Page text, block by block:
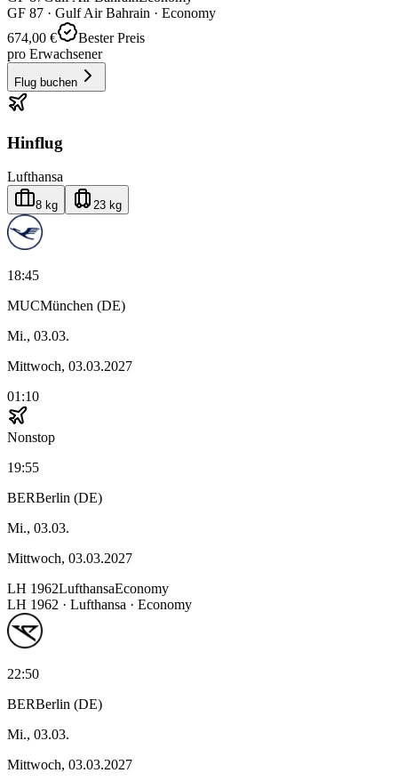
GF 87 · Gulf Air Bahrain · Economy
674,00 €
Bester Preis
pro Erwachsener
Flug buchen
Hinflug
Lufthansa
8 kg 23 kg
18:45
MUCMünchen (DE)
Mi., 03.03.
Mittwoch, 03.03.2027
01:10
Nonstop
19:55
BERBerlin (DE)
Mi., 03.03.
Mittwoch, 03.03.2027
LH 1962LufthansaEconomy
LH 1962 · Lufthansa · Economy
22:50
BERBerlin (DE)
Mi., 03.03.
Mittwoch, 03.03.2027